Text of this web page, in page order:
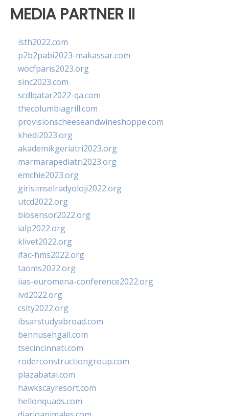
MEDIA PARTNER II
isth2022.com
p2b2pabi2023-makassar.com
wocfparis2023.org
sinc2023.com
scdlqatar2022-qa.com
thecolumbiagrill.com
provisionscheeseandwineshoppe.com
khedi2023.org
akademikgeriatri2023.org
marmarapediatri2023.org
emchie2023.org
girisimselradyoloji2022.org
utcd2022.org
biosensor2022.org
ialp2022.org
klivet2022.org
ifac-hms2022.org
taoms2022.org
iias-euromena-conference2022.org
ivd2022.org
csity2022.org
ibsarstudyabroad.com
bennusehgall.com
tsecincinnati.com
roderconstructiongroup.com
plazabatai.com
hawkscayresort.com
hellonquads.com